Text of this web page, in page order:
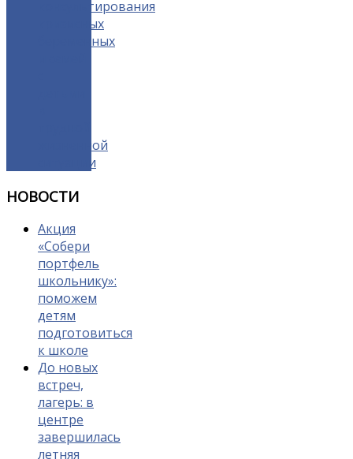
консультирования
кризисных
беременных
жизненной
ситуации
НОВОСТИ
Акция
«Собери
портфель
школьнику»:
поможем
детям
подготовиться
к школе
До новых
встреч,
лагерь: в
центре
завершилась
летняя